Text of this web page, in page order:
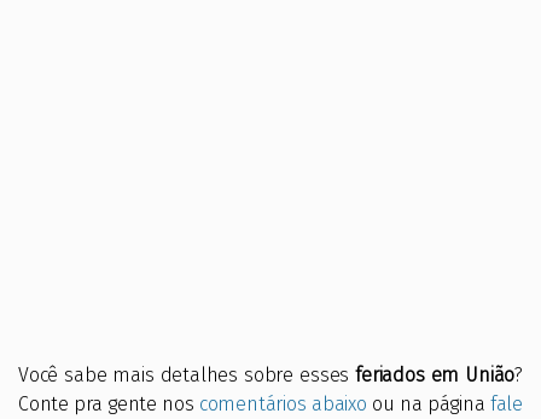
Você sabe mais detalhes sobre essesferiados em União?
Conte pra gente nos comentários abaixo ou na página fale